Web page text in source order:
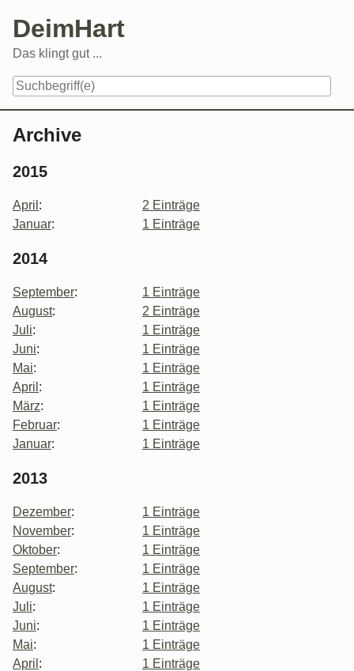
content
DeimHart
Das klingt gut ...
Archive
2015
April :
2 Einträge
Januar: 1 Einträge
2014
September:
1 Einträge
August:
2 Einträge
Juli:
1 Einträge
Juni:
1 Einträge
Mai:
1 Einträge
April :
1 Einträge
März:
1 Einträge
Februar:
1 Einträge
Januar: 1 Einträge
2013
Dezember:
1 Einträge
November:
1 Einträge
Oktober:
1 Einträge
September:
1 Einträge
August:
1 Einträge
Juli:
1 Einträge
Juni:
1 Einträge
Mai:
1 Einträge
April :
1 Einträge